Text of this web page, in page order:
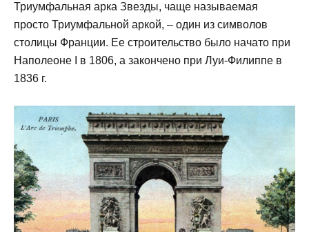
Триумфальная арка Звезды, чаще называемая
просто Триумфальной аркой, – один из символов
столицы Франции. Ее строительство было начато при
Наполеоне I в 1806, а закончено при Луи-Филиппе в
1836 г.